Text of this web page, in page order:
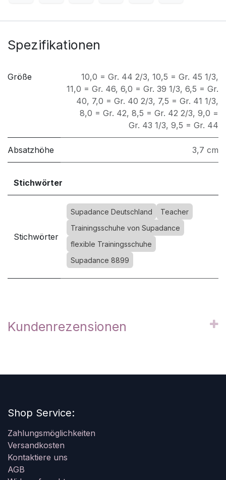
Spezifikationen
Größe 10,0 = Gr. 44 2/3, 10,5 = Gr. 45 1/3,
11,0 = Gr. 46, 6,0 = Gr. 39 1/3, 6,5 = Gr.
40, 7,0 = Gr. 40 2/3, 7,5 = Gr. 41 1/3,
8,0 = Gr. 42, 8,5 = Gr. 42 2/3, 9,0 =
Gr. 43 1/3, 9,5 = Gr. 44
Absatzhöhe 3,7 cm
Stichwörter
Stichwörter
Supadance Deutschland
Teacher
Trainingsschuhe von Supadance
flexible Trainingsschuhe
Supadance 8899
Kundenrezensionen
Shop Service:
Zahlungsmöglichkeiten
Versandkosten
Kontaktiere uns
AGB